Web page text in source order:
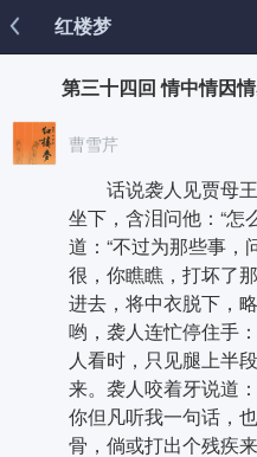
红楼梦
第三十四回 情中情因
曹雪芹
话说袭人见贾母王
坐下，含泪问他：“怎
道：“不过为那些事，
很，你瞧瞧，打坏了
进去，将中衣脱下，
哟，袭人连忙停住手
人看时，只见腿上半
来。袭人咬着牙说道
你但凡听我一句话，
骨，倘或打出个残疾